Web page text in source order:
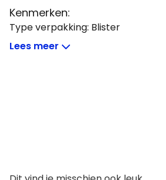
Kenmerken:
Type verpakking: Blister
Kleur: Groen/Geel
Lees meer